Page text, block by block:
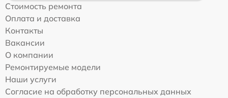
Стоимость ремонта
Оплата и доставка
Контакты
Вакансии
О компании
Ремонтируемые модели
Наши услуги
Согласие на обработку персональных данных